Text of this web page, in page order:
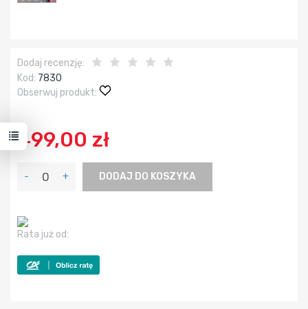
Dodaj recenzję:
Kod: 7830
Obserwuj produkt:
499,00 zł
- + DODAJ DO KOSZYKA
Rata już od: